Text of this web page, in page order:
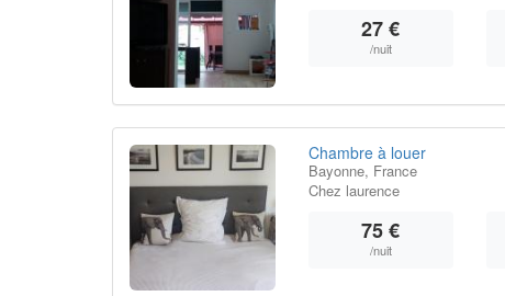
27 €
/nuit
Chambre à louer
Bayonne, France
Chez laurence
75 €
/nuit